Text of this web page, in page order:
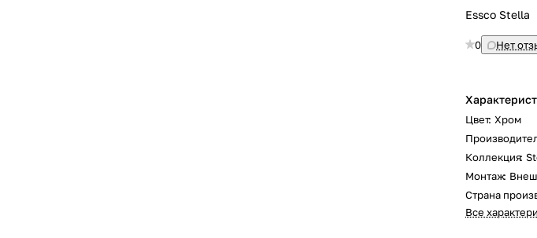
Essco Stella
0 Нет
Цвет: Хром
Коллекция:
Монтаж:
Страна
Все